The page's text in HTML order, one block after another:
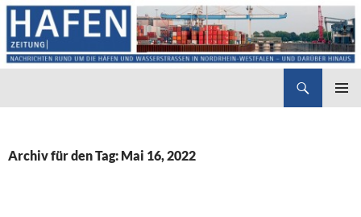
Archiv für den Tag: Mai 16, 2022